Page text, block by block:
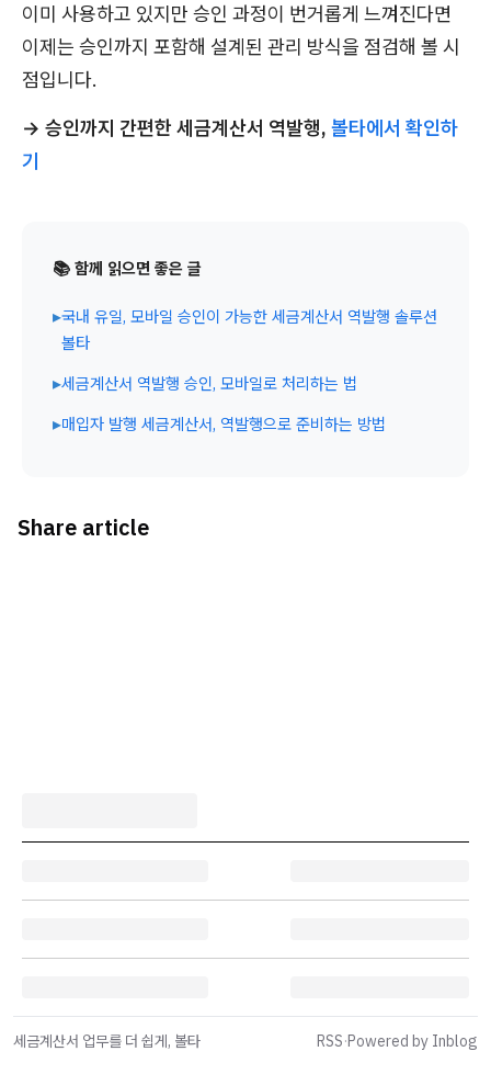
이미 사용하고 있지만 승인 과정이 번거롭게 느껴진다면
이제는 승인까지 포함해 설계된 관리 방식을 점검해 볼 시
점입니다.
→ 승인까지 간편한 세금계산서 역발행, 볼타에서 확인하
기
📚 함께 읽으면 좋은 글
▸국내 유일, 모바일 승인이 가능한 세금계산서 역발행 솔루션
볼타
▸세금계산서 역발행 승인, 모바일로 처리하는 법
▸매입자 발행 세금계산서, 역발행으로 준비하는 방법
Share article
세금계산서 업무를 더 쉽게, 볼타 RSS·Powered by Inblog